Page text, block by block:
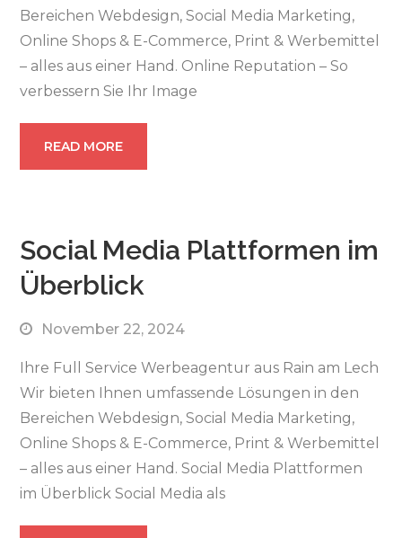
Bereichen Webdesign, Social Media Marketing,
Online Shops & E-Commerce, Print & Werbemittel
– alles aus einer Hand. Online Reputation – So
verbessern Sie Ihr Image
READ MORE
Social Media Plattformen im
Überblick
November 22, 2024
Ihre Full Service Werbeagentur aus Rain am Lech
Wir bieten Ihnen umfassende Lösungen in den
Bereichen Webdesign, Social Media Marketing,
Online Shops & E-Commerce, Print & Werbemittel
– alles aus einer Hand. Social Media Plattformen
im Überblick Social Media als